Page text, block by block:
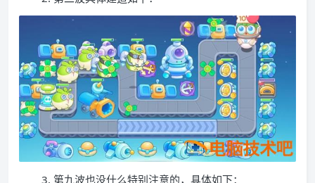
3. 第九波也没什么特别注意的，具体如下：